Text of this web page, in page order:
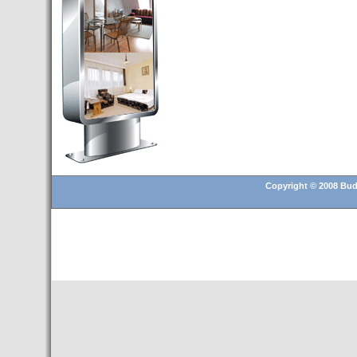
Budapest’.
- Hoteles en BUDAPEST:
Resultados octubre de 2016,
subida del 15% ocupación y
del 25,6% en el RevPar
- Nuevo Hotel en Budapest
bajo la marca Exe Hotusa
BUDAPEST
Copyright © 2008